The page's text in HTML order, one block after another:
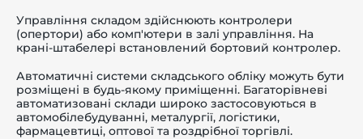
Управління складом здійснюють контролери
(опертори) або комп'ютери в залі управління. На
крані-штабелері встановлений бортовий контролер.
Автоматичні системи складського обліку можуть бути
розміщені в будь-якому приміщенні. Багаторівневі
автоматизовані склади широко застосовуються в
автомобілебудуванні, металургії, логістики,
фармацевтиці, оптової та роздрібної торгівлі.